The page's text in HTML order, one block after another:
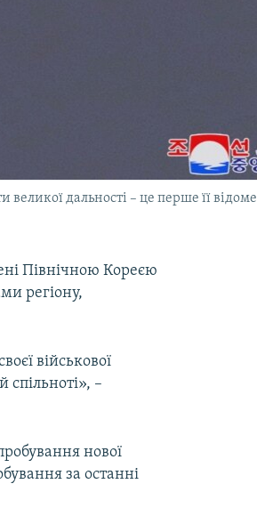
дальності – це перше її відоме
Північною Кореєю
регіону,
військової
спільноті», –
нової
за останні